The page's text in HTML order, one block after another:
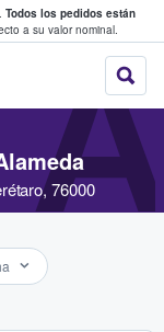
Todos los pedidos están
a su valor nominal.
76000